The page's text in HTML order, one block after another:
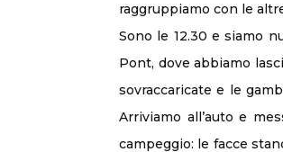
raggruppiamo con le
Sono le 12.30 e siamo
Pont, dove abbiamo
sovraccaricate e le
Arriviamo all’auto e
campeggio: le facce